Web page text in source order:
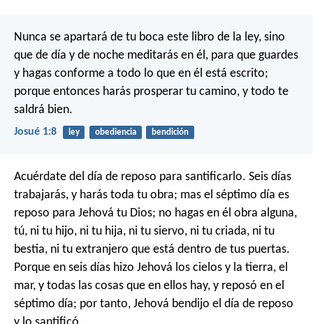
Nunca se apartará de tu boca este libro de la ley, sino
que de día y de noche meditarás en él, para que guardes
y hagas conforme a todo lo que en él está escrito;
porque entonces harás prosperar tu camino, y todo te
saldrá bien.
Josué 1:8 ley obediencia bendición
Acuérdate del día de reposo para santificarlo. Seis días
trabajarás, y harás toda tu obra; mas el séptimo día es
reposo para Jehová tu Dios; no hagas en él obra alguna,
tú, ni tu hijo, ni tu hija, ni tu siervo, ni tu criada, ni tu
bestia, ni tu extranjero que está dentro de tus puertas.
Porque en seis días hizo Jehová los cielos y la tierra, el
mar, y todas las cosas que en ellos hay, y reposó en el
séptimo día; por tanto, Jehová bendijo el día de reposo